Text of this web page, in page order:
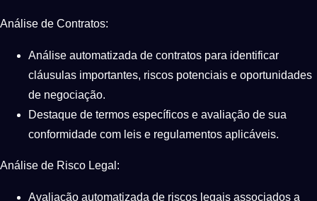
Análise de Contratos:
Análise automatizada de contratos para identificar
cláusulas importantes, riscos potenciais e oportunidades
de negociação.
Destaque de termos específicos e avaliação de sua
conformidade com leis e regulamentos aplicáveis.
Análise de Risco Legal:
Avaliação automatizada de riscos legais associados a